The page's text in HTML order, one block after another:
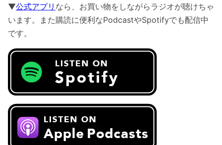
▼公式アプリ なら、お買い物をしながらラジオが聴けちゃ
います。また購読に便利なPodcastやSpotifyでも配信中
です。